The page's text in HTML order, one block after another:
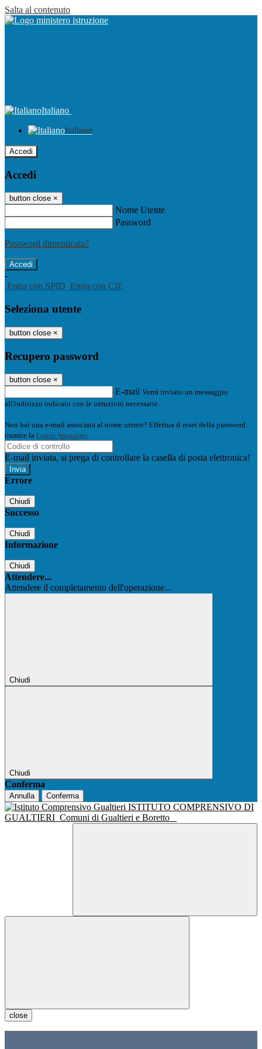
Salta al contenuto
Italiano
Italiano
Accedi
Accedi
button close ×
Nome Utente
Password
Password dimenticata?
-
Entra con SPID Entra con CIE
Seleziona utente
button close ×
Recupero password
button close ×
E-mail Verrà inviato un messaggio
all'indirizzo indicato con le istruzioni necessarie.
Non hai una e-mail associata al nome utente? Effettua il reset della password
tramite la Login Spaggiari
E-mail inviata, si prega di controllare la casella di posta elettronica!
Errore
Chiudi
Successo
Chiudi
Informazione
Chiudi
Attendere...
Attendere il completamento dell'operazione...
Chiudi
Chiudi
Conferma
Annulla Conferma
ISTITUTO COMPRENSIVO DI
GUALTIERI Comuni di Gualtieri e Boretto
close